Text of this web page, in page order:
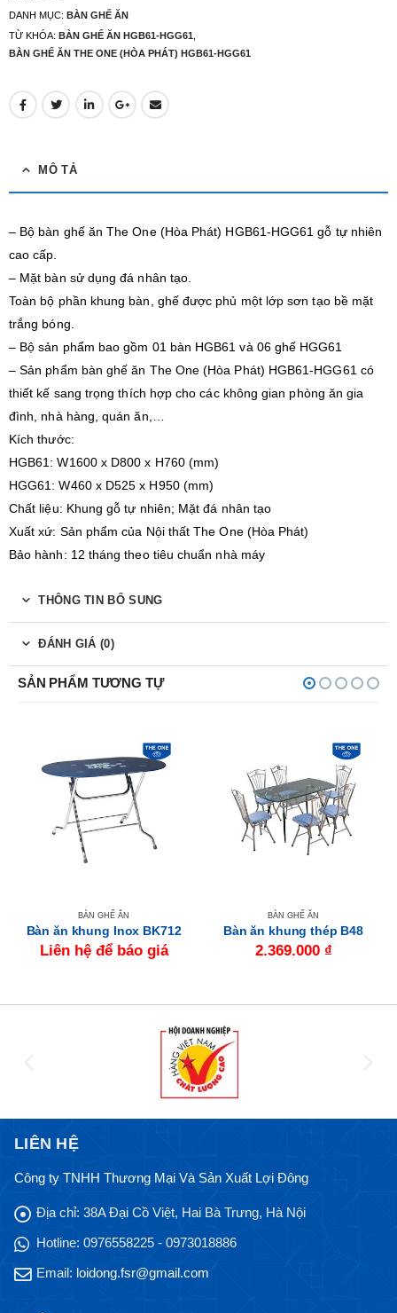
DANH MỤC: BÀN GHẾ ĂN
TỪ KHÓA: BÀN GHẾ ĂN HGB61-HGG61
BÀN GHẾ ĂN THE ONE (HÒA PHÁT) HGB61-HGG61
MÔ TẢ
– Bộ bàn ghế ăn The One (Hòa Phát) HGB61-HGG61 gỗ tự nhiên
cao cấp.
– Mặt bàn sử dụng đá nhân tạo.
Toàn bộ phần khung bàn, ghế được phủ một lớp sơn tạo bề mặt
trắng bóng.
– Bộ sản phẩm bao gồm 01 bàn HGB61 và 06 ghế HGG61
– Sản phẩm bàn ghế ăn The One (Hòa Phát) HGB61-HGG61 có
thiết kế sang trọng thích hợp cho các không gian phòng ăn gia
đình, nhà hàng, quán ăn,…
Kích thước:
HGB61: W1600 x D800 x H760 (mm)
HGG61: W460 x D525 x H950 (mm)
Chất liệu: Khung gỗ tự nhiên; Mặt đá nhân tạo
Xuất xứ: Sản phẩm của Nội thất The One (Hòa Phát)
Bảo hành: 12 tháng theo tiêu chuẩn nhà máy
THÔNG TIN BỔ SUNG
ĐÁNH GIÁ (0)
SẢN PHẨM TƯƠNG TỰ
BÀN GHẾ ĂN
Bàn ăn khung Inox BK712
Liên hệ để báo giá
BÀN GHẾ ĂN
Bàn ăn khung thép B48
2.369.000 ₫
LIÊN HỆ
Công ty TNHH Thương Mại Và Sản Xuất Lợi Đông
Địa chỉ: 38A Đại Cồ Việt, Hai Bà Trưng, Hà Nội
Hotline: 0976558225 - 0973018886
Email: loidong.fsr@gmail.com